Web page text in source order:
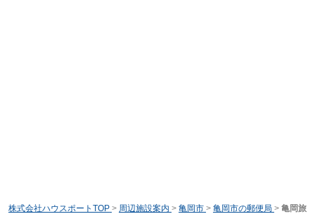
株式会社ハウスポートTOP > 周辺施設案内 > 亀岡市 > 亀岡市の郵便局 > 亀岡旅